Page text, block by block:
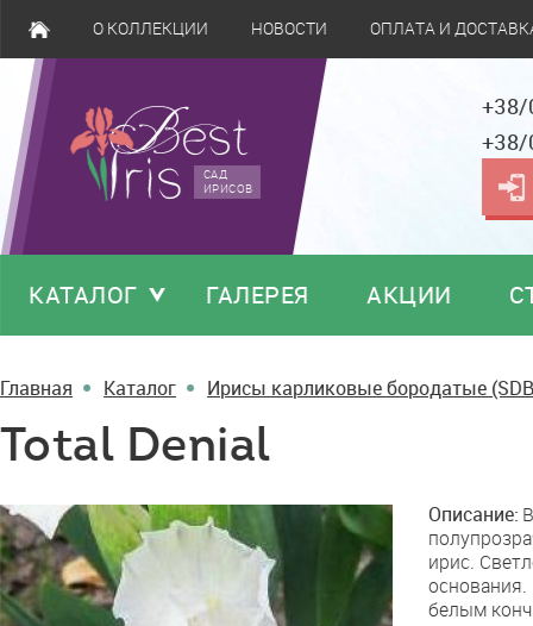
О КОЛЛЕКЦИИ НОВОСТИ ОПЛАТА И
САД
ИРИСОВ
КАТАЛОГ ГАЛЕРЕЯ АКЦИИ
Главная Каталог Ирисы карликовые бородатые
Total Denial
Total
Denial
Описание:
ирис.
белым